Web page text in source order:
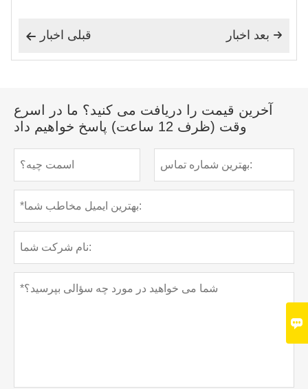
 قبلی اخبار  بعد اخبار
آخرین قیمت را دریافت می کنید؟ ما در اسرع
وقت (ظرف 12 ساعت) پاسخ خواهیم داد
